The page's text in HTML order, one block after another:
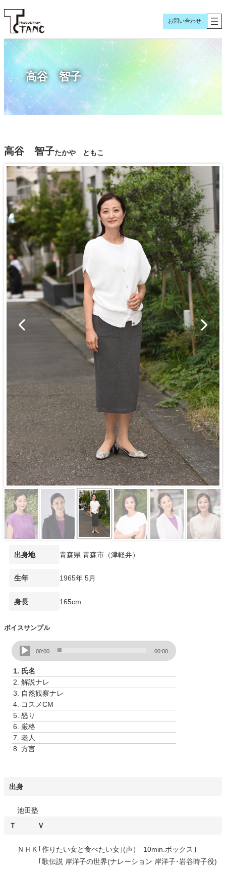
内
を
ス
ッ
プ
お問い合わせ
高谷 智子
高谷 智子たかや ともこ
出身地 青森県 青森市（津軽弁）
生年 1965年 5月
身長 165cm
ボイスサンプル
音
声
レ
ー
ヤ
ー
00:00 00:00
1. 氏名
2. 解説ナレ
3.
自然観察ナレ
4.
コスメCM
5. 怒り
6. 厳格
7. 老人
8. 方言
出身
池田塾
Ｔ Ｖ
ＮＨＫ｢作りたい女と食べたい女｣(声）｢10min.ボックス｣
｢歌伝説 岸洋子の世界(ナレーション 岸洋子･岩谷時子役)